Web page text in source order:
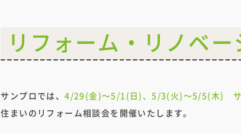
リフォーム・リノベ
サンプロでは、4/29(金)～5/1(日)、5/3(火)～5/5(木) サ
住まいのリフォーム相談会を開催いたします。